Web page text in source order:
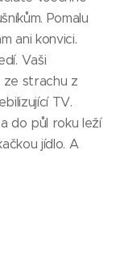
Pomalu
ani konvici.
Vaši
ze strachu z
TV.
do půl roku leží
jídlo. A